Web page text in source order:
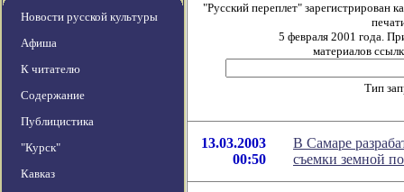
Новости русской культуры
Афиша
К читателю
Содержание
Публицистика
"Курск"
Кавказ
"Русский переплет" зарегистрирован
5 февраля 2001 года.
материалов
Тип
13.03.2003
00:50
В Самаре
съемки земной